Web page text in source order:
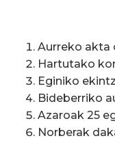
Aurreko akta
Hartutako
Eginiko
Bideberriko
Azaroak 25
Norberak